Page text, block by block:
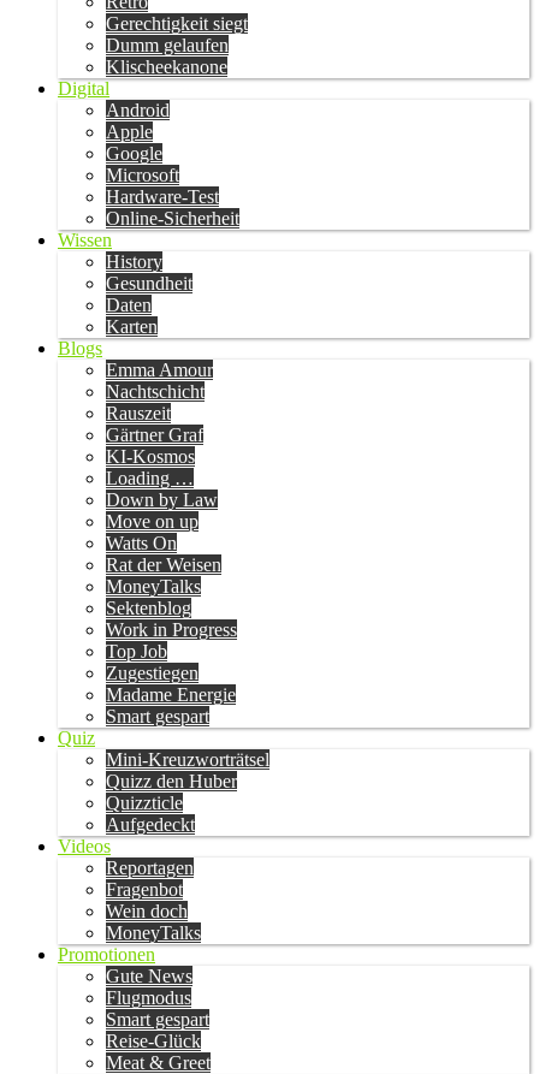
Gerechtigkeit siegt
Dumm gelaufen
Klischeekanone
Digital
Android
Apple
Google
Microsoft
Hardware-Test
Online-Sicherheit
Wissen
History
Gesundheit
Daten
Karten
Blogs
Emma Amour
Nachtschicht
Rauszeit
Gärtner Graf
KI-Kosmos
Loading …
Down by Law
Move on up
Watts On
Rat der Weisen
MoneyTalks
Sektenblog
Work in Progress
Top Job
Zugestiegen
Madame Energie
Smart gespart
Quiz
Mini-Kreuzworträtsel
Quizz den Huber
Quizzticle
Aufgedeckt
Videos
Reportagen
Fragenbot
Wein doch
MoneyTalks
Promotionen
Gute News
Flugmodus
Smart gespart
Reise-Glück
Meat & Greet